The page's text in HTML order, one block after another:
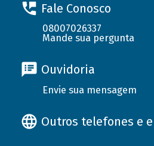
Fale Conosco
08007026337
Mande sua pergunta
Ouvidoria
Envie sua mensagem
Outros telefones e